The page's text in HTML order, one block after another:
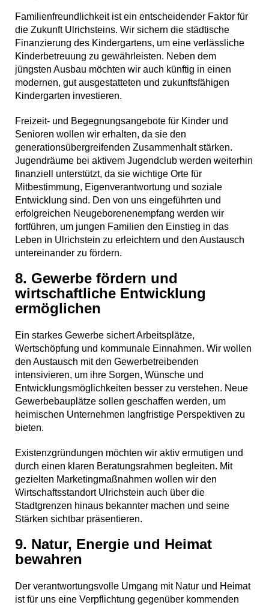
Familienfreundlichkeit ist ein entscheidender Faktor für
die Zukunft Ulrichsteins. Wir sichern die städtische
Finanzierung des Kindergartens, um eine verlässliche
Kinderbetreuung zu gewährleisten. Neben dem
jüngsten Ausbau möchten wir auch künftig in einen
modernen, gut ausgestatteten und zukunftsfähigen
Kindergarten investieren.
Freizeit- und Begegnungsangebote für Kinder und
Senioren wollen wir erhalten, da sie den
generationsübergreifenden Zusammenhalt stärken.
Jugendräume bei aktivem Jugendclub werden weiterhin
finanziell unterstützt, da sie wichtige Orte für
Mitbestimmung, Eigenverantwortung und soziale
Entwicklung sind. Den von uns eingeführten und
erfolgreichen Neugeborenenempfang werden wir
fortführen, um jungen Familien den Einstieg in das
Leben in Ulrichstein zu erleichtern und den Austausch
untereinander zu fördern.
8. Gewerbe fördern und
wirtschaftliche Entwicklung
ermöglichen
Ein starkes Gewerbe sichert Arbeitsplätze,
Wertschöpfung und kommunale Einnahmen. Wir wollen
den Austausch mit den Gewerbetreibenden
intensivieren, um ihre Sorgen, Wünsche und
Entwicklungsmöglichkeiten besser zu verstehen. Neue
Gewerbebauplätze sollen geschaffen werden, um
heimischen Unternehmen langfristige Perspektiven zu
bieten.
Existenzgründungen möchten wir aktiv ermutigen und
durch einen klaren Beratungsrahmen begleiten. Mit
gezielten Marketingmaßnahmen wollen wir den
Wirtschaftsstandort Ulrichstein auch über die
Stadtgrenzen hinaus bekannter machen und seine
Stärken sichtbar präsentieren.
9. Natur, Energie und Heimat
bewahren
Der verantwortungsvolle Umgang mit Natur und Heimat
ist für uns eine Verpflichtung gegenüber kommenden